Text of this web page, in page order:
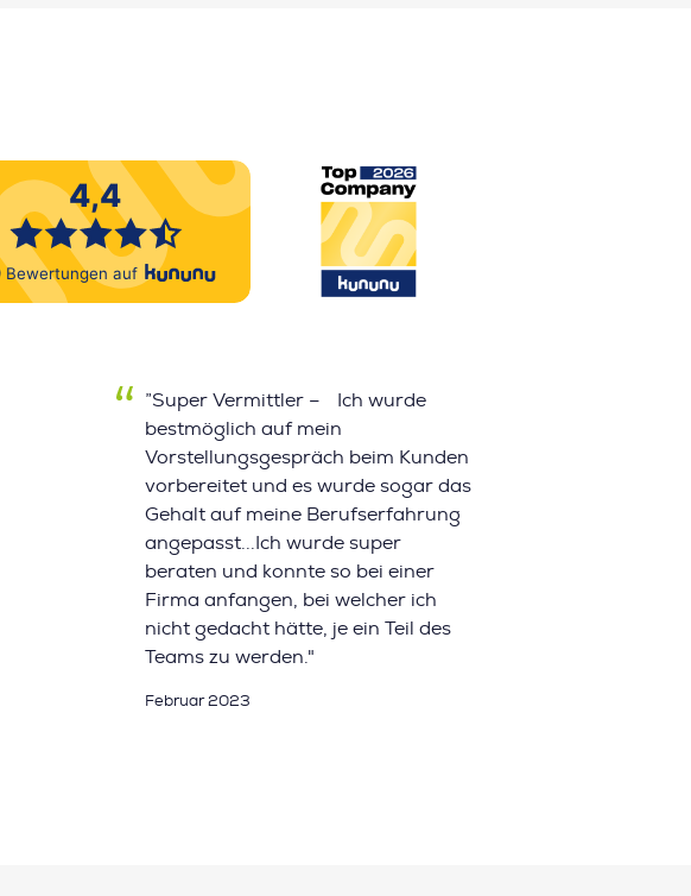
”Super Vermittler – Ich wurde
bestmöglich auf mein
Vorstellungsgespräch beim Kunden
vorbereitet und es wurde sogar das
Gehalt auf meine Berufserfahrung
angepasst...Ich wurde super
beraten und konnte so bei einer
Firma anfangen, bei welcher ich
nicht gedacht hätte, je ein Teil des
Teams zu werden."
Februar 2023